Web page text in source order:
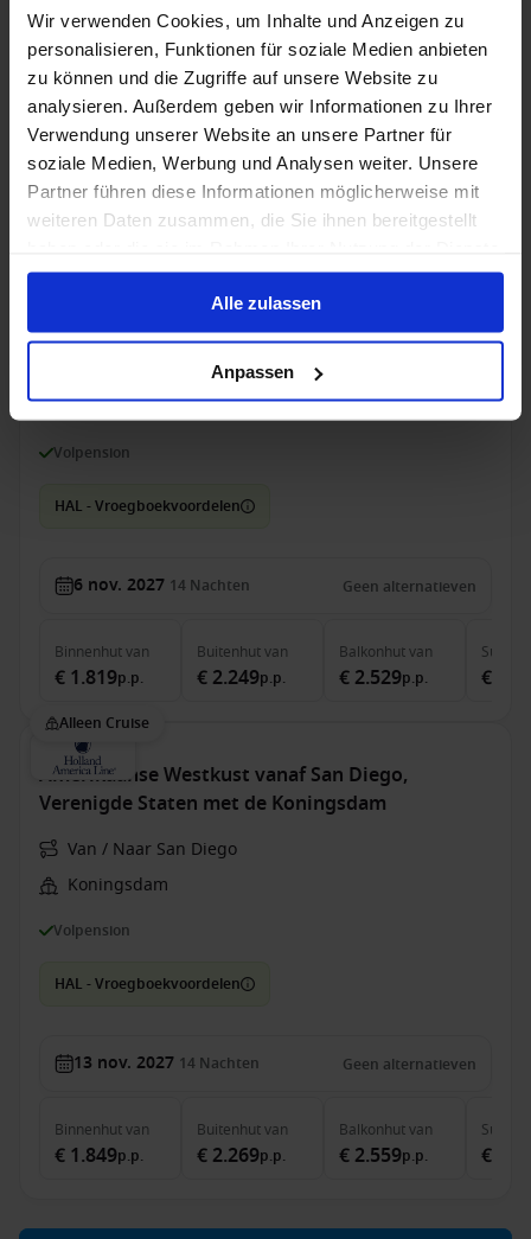
Wir verwenden Cookies, um Inhalte und Anzeigen zu
personalisieren, Funktionen für soziale Medien anbieten
zu können und die Zugriffe auf unsere Website zu
analysieren. Außerdem geben wir Informationen zu Ihrer
Verwendung unserer Website an unsere Partner für
soziale Medien, Werbung und Analysen weiter. Unsere
Partner führen diese Informationen möglicherweise mit
weiteren Daten zusammen, die Sie ihnen bereitgestellt
gesammelt haben.
Alle zulassen
Anpassen
HAL - Vroegboekvoordelen
13 nov. 2027 7Nachten Geen alternatieven
Binnenhutvan
€ 1.009p.p.
Buitenhutvan
€ 1.239p.p.
Balkonhutvan
€ 1.379p.p.
Amerikaanse Westkust vanaf San Diego,
Verenigde Staten met de Koningsdam
Van / Naar San Diego
Koningsdam
Volpension
HAL - Vroegboekvoordelen
6 nov. 2027 14 Nachten Geen alternatieven
Binnenhutvan
€ 1.819p.p.
Buitenhutvan
€ 2.249p.p.
Balkonhutvan
€ 2.529p.p.
Suite
€
Alleen Cruise
Amerikaanse Westkust vanaf San Diego,
Verenigde Staten met de Koningsdam
Van / Naar San Diego
Koningsdam
Volpension
HAL - Vroegboekvoordelen
13 nov. 2027 14 Nachten Geen alternatieven
Binnenhutvan
€ 1.849p.p.
Buitenhutvan
€ 2.269p.p.
Balkonhutvan
€ 2.559p.p.
Suite
€